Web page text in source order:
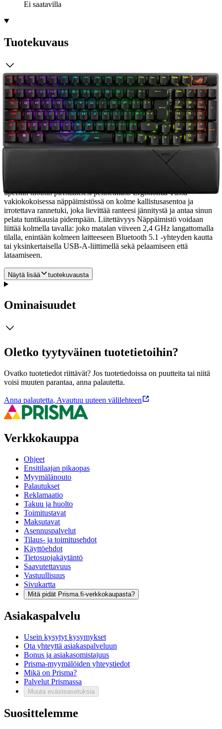
Ei saatavilla
Tuotekuvaus
Hanki upeat pelivarusteet tällä Asus ROG Strix Scope II 96 -
pelinäppäimistöllä. ROG NX Snow -kytkimet tarjoavat suuren
monipuolisuuden ja tarkkuuden, kun taas RGB-valaistus antaa
ripauksen tyyliä. Tee olosi mukavaksi rannetuen avulla ja käytä
erikoisnäppäimiä ja -painikkeita hallitaksesi kaikkea mediasta
striimaukseen. Kytkimet Lineaariset ROG NX Snow -kytkimet
tarjoavat upean näppäinten vakauden sekä vähentyneen melun.
Erikoispainikkeet Näppäimistössä on monitoimipainike ja
kolmitoiminen nuppi, jonka avulla voit säätää kaikkea RGB-valoista
mediaan, äänenvoimakkuuteen ja muuhun. F1-F5-näppäimet
toimivat myös striimausohjaimina. RGB-valaistus Näppäimistössä
on kirkas ja värikäs RGB-valaistus, jonka voit asettaa kaikenlaisiin
upeisiin tiloihin piristääksesi pelihetkiäsi. Ergonomia Tässä
vakiokokoisessa näppäimistössä on kolme kallistusasentoa ja
irrotettava rannetuki, joka lievittää ranteesi jännitystä ja antaa sinun
pelata tuntikausia pidempään. Liitettävyys Näppäimistö voidaan
liittää kolmella tavalla: joko matalan viiveen 2,4 GHz langattomalla
tilalla, enintään kolmeen laitteeseen Bluetooth 5.1 -yhteyden kautta
tai yksinkertaisella USB-A-liittimellä sekä pelaamiseen että
lataamiseen.
Näytä lisää tuotekuvausta
Ominaisuudet
Oletko tyytyväinen tuotetietoihin?
Ovatko tuotetiedot riittävät? Jos tuotetiedoissa on puutteita tai niitä
voisi muuten parantaa, anna palautetta.
Anna palautetta, Avautuu uuteen välilehteen
Verkkokauppa
Ohjeet
Ensitilaajan pikaopas
Myymälänouto
Palautukset
Reklamaatio
Takuu ja huolto
Toimitustavat
Maksutavat
Asennuspalvelut
Tilaus- ja toimitusehdot
Käyttöehdot
Tietosuojakäytäntö
Saavutettavuus
Vastuullisuus
Sivukartta
Mitä pidät Prisma.fi-verkkokaupasta?
Asiakaspalvelu
Usein kysytyt kysymykset
Ota yhteyttä asiakaspalveluun
Bonus ja asiakasomistajuus
Prisma-myymälöiden yhteystiedot
Mikä on Prisma?
Palvelut Prismassa
Muuta evästeasetuksia
Suosittelemme